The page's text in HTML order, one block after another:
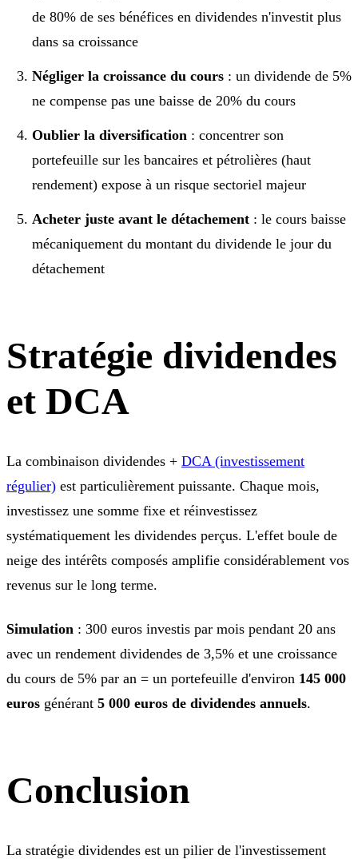
de 80% de ses bénéfices en dividendes n'investit plus
dans sa croissance
Négliger la croissance du cours : un dividende de 5%
ne compense pas une baisse de 20% du cours
Oublier la diversification : concentrer son
portefeuille sur les bancaires et pétrolières (haut
rendement) expose à un risque sectoriel majeur
Acheter juste avant le détachement : le cours baisse
mécaniquement du montant du dividende le jour du
détachement
Stratégie dividendes
et DCA
La combinaison dividendes + DCA (investissement
régulier) est particulièrement puissante. Chaque mois,
investissez une somme fixe et réinvestissez
systématiquement les dividendes perçus. L'effet boule de
neige des intérêts composés amplifie considérablement vos
revenus sur le long terme.
Simulation : 300 euros investis par mois pendant 20 ans
avec un rendement dividendes de 3,5% et une croissance
du cours de 5% par an = un portefeuille d'environ 145 000
euros générant 5 000 euros de dividendes annuels.
Conclusion
La stratégie dividendes est un pilier de l'investissement